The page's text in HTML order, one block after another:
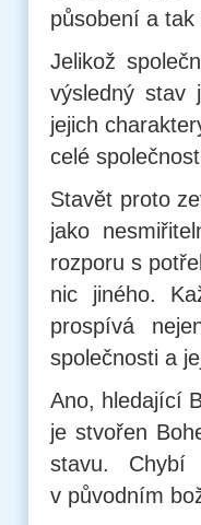
působení a
Jelikož
výsledný stav
jejich
celé
Stavět proto
jako
rozporu s
nic jiného.
prospívá
společnosti a
Ano, hledající
je stvořen
stavu.
v původním